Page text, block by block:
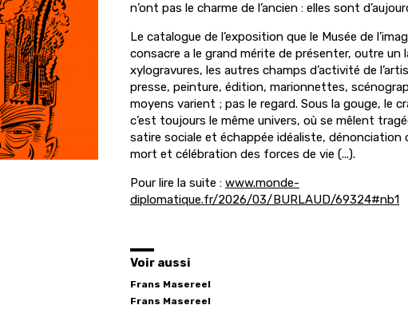
n’ont pas le charme de l’ancien : elles sont
Le catalogue de l’exposition que le Musée de
consacre a le grand mérite de présenter, outre un
xylogravures, les autres champs d’activité de
presse, peinture, édition, marionnettes,
moyens varient ; pas le regard. Sous la gouge, le
c’est toujours le même univers, où se mêlent
satire sociale et échappée idéaliste, dénonciation
mort et célébration des forces de vie (...).
Pour lire la suite : www.monde-
diplomatique.fr/2026/03/BURLAUD/69324#nb1
Voir aussi
Frans Masereel
Frans Masereel